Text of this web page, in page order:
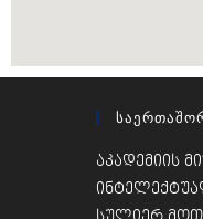
აკადემიის